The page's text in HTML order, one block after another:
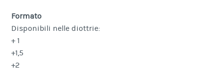
Formato
Disponibili nelle diottrie:
+ 1
+1,5
+2